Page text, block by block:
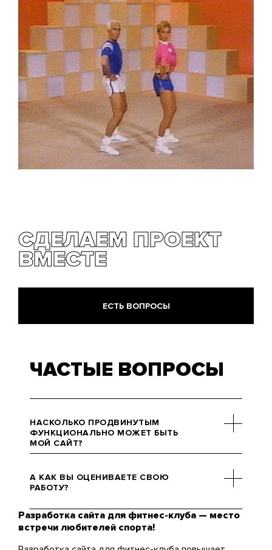
Разработка сайта для фитнес-клуба — место
встречи любителей спорта!
СДЕЛАЕМ ПРОЕКТ
ВМЕСТЕ
ЕСТЬ ВОПРОСЫ
ЧАСТЫЕ ВОПРОСЫ
НАСКОЛЬКО ПРОДВИНУТЫМ
ФУНКЦИОНАЛЬНО МОЖЕТ БЫТЬ
МОЙ САЙТ?
гибкостям используемых нами
действительно широкие. Вам
наверняка понравятся функции
А КАК ВЫ ОЦЕНИВАЕТЕ СВОЮ
РАБОТУ?
Недавно мы составили на эту
тему лонгрид, в котором